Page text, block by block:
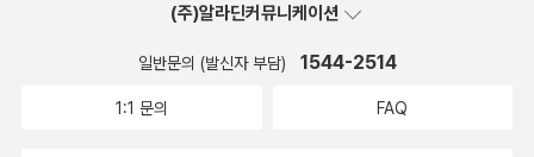
될수도 있는거군요.... 다음에는 나눠 먹지 않고 저혼자 하나 먹어
봐야지...라고 신랑에게 얘기했더니, 그럼 꼬치 식어서 맛없어..
수예요... ㅠ.ㅠ 정말 그런것 같아요. 평소에는 먹지 못했던것들
써 11권까지 나왔네요.2편까지 읽고 만화 요리책 하나 갖고 있어
도 좋겠다 싶어요.^^ 인간보다 더 인간적인 로봇들의 이야기.
우주소년 아톰이 이렇게 아름다운 외전으로 만날수도 있구나..
(주)알라딘커뮤니케이션
일반문의 (발신자 부담) 1544-2514
1:1 문의 FAQ